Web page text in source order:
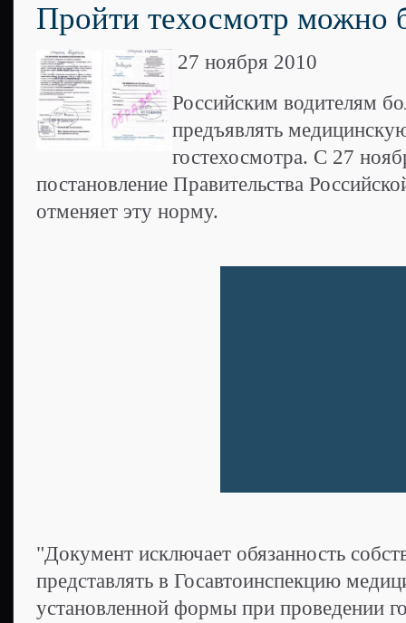
Пройти техосмотр можно
27 ноября 2010
Российским водителям
предъявлять
гостехосмотра. С 27
постановление Правительства
отменяет эту норму.
"Документ исключает обязанность
представлять в Госавтоинспекцию
установленной формы при проведении